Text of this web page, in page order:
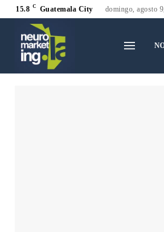
15.8 C Guatemala City domingo, agosto